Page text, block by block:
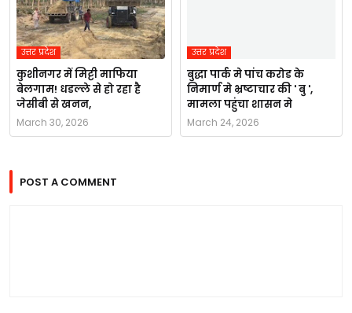
उत्तर प्रदेश
कुशीनगर में मिट्टी माफिया
बेलगाम! धडल्ले से हो रहा है
जेसीबी से खनन,
March 30, 2026
उत्तर प्रदेश
बुद्धा पार्क मे पांच करोड के
निमार्ण मे भ्रष्टाचार की ' बु ',
मामला पहुंचा शासन मे
March 24, 2026
POST A COMMENT